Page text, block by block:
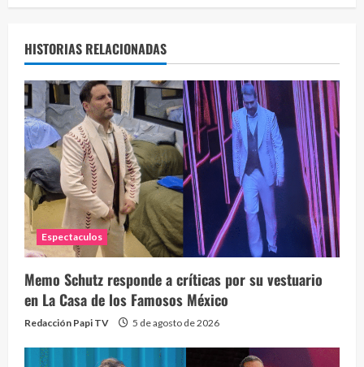
HISTORIAS RELACIONADAS
Espectaculos
Memo Schutz responde a críticas por su vestuario
en La Casa de los Famosos México
Redacción Papi TV 5 de agosto de 2026